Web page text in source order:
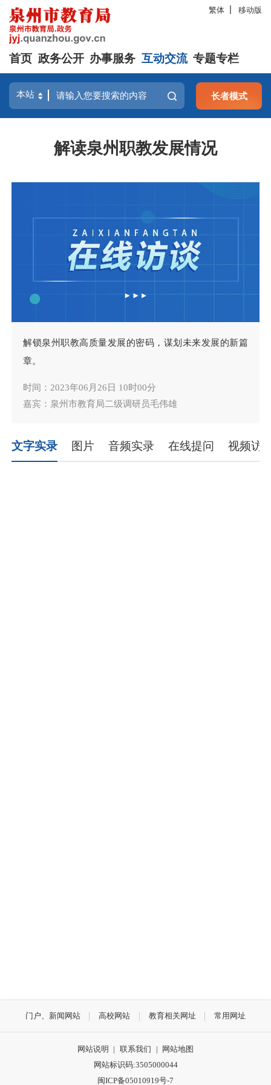
繁体 移动版
首页 政务公开 办事服务 互动交流 专题专栏
长者模式
解读泉州职教发展情况
解锁泉州职教高质量发展的密码，谋划未来发展的新篇
章。
时间：2023年06月26日 10时00分
嘉宾：泉州市教育局二级调研员毛伟雄
文字实录 图片 音频实录 在线提问 视频访
门户、新闻网站 高校网站 教育相关网址 常用网址
网站说明 | 联系我们 |
网站地图
网站标识码:3505000044
闽ICP备05010919号-7